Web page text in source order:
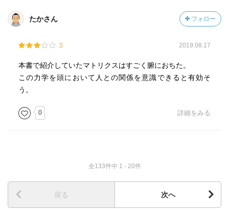
たかさん フォロー
3 2019.08.17
本書で紹介していたマトリクスはすごく腑におちた。
この力学を頭において人との関係を意識できると有効そ
う。
0 詳細をみる
全133件中 1 - 20件
戻る 次へ